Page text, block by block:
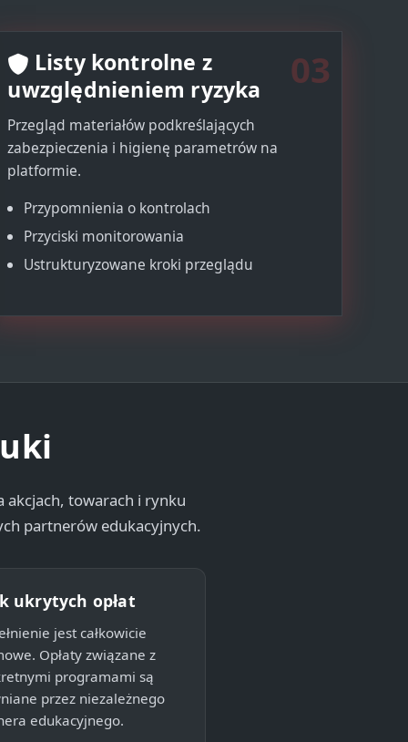
03
Listy kontrolne z
uwzględnieniem ryzyka
Przegląd materiałów podkreślających
zabezpieczenia i higienę parametrów na
platformie.
Przypomnienia o kontrolach
Przyciski monitorowania
Ustrukturyzowane kroki przeglądu
akcjach, towarach i rynku
partnerów edukacyjnych.
ukrytych opłat
jest całkowicie
Opłaty związane z
programami są
przez niezależnego
edukacyjnego.